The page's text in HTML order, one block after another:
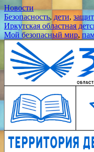
Новости
Безопасность, дети,
Иркутская областная
Мой безопасный мир,